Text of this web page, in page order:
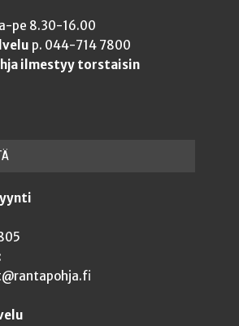
pe 8.30-16.00
p. 044-714 7800
ilmestyy torstaisin